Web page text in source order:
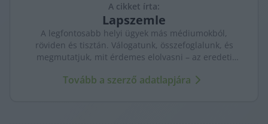
A cikket írta:
Lapszemle
A legfontosabb helyi ügyek más médiumokból,
röviden és tisztán. Válogatunk, összefoglalunk, és
megmutatjuk, mit érdemes elolvasni – az eredeti
Tovább a szerző adatlapjára